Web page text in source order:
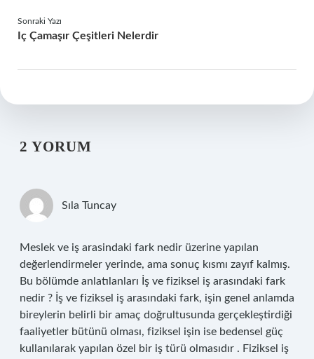
Sonraki Yazı
Iç Çamaşır Çeşitleri Nelerdir
2 YORUM
Sıla Tuncay
Meslek ve iş arasindaki fark nedir üzerine yapılan
değerlendirmeler yerinde, ama sonuç kısmı zayıf kalmış.
Bu bölümde anlatılanları İş ve fiziksel iş arasındaki fark
nedir ? İş ve fiziksel iş arasındaki fark, işin genel anlamda
bireylerin belirli bir amaç doğrultusunda gerçekleştirdiği
faaliyetler bütünü olması, fiziksel işin ise bedensel güç
kullanılarak yapılan özel bir iş türü olmasıdır . Fiziksel iş